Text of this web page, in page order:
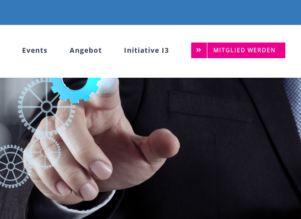
Events Angebot Initiative I3 MITGLIED WERDEN